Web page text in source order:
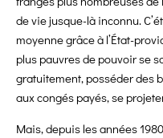
de vie jusque-là inconnu.
moyenne grâce à l’État-
plus pauvres de pouvoir se
gratuitement, posséder des
aux congés payés, se
Mais, depuis les années